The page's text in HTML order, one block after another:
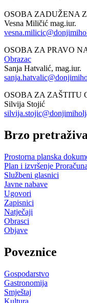
OSOBA ZADUŽENA
Vesna Miličić mag.iur.
OSOBA ZA PRAVO
Obrazac
Sanja Hatvalić, mag.iur.
OSOBA ZA ZAŠTITU
Silvija Stojić
Brzo
Prostorna planska
Plan i izvršenje Proračuna
Službeni glasnici
Javne nabave
Ugovori
Zapisnici
Natječaji
Obrasci
Objave
Poveznice
Gospodarstvo
Gastronomija
Smještaj
Kultura